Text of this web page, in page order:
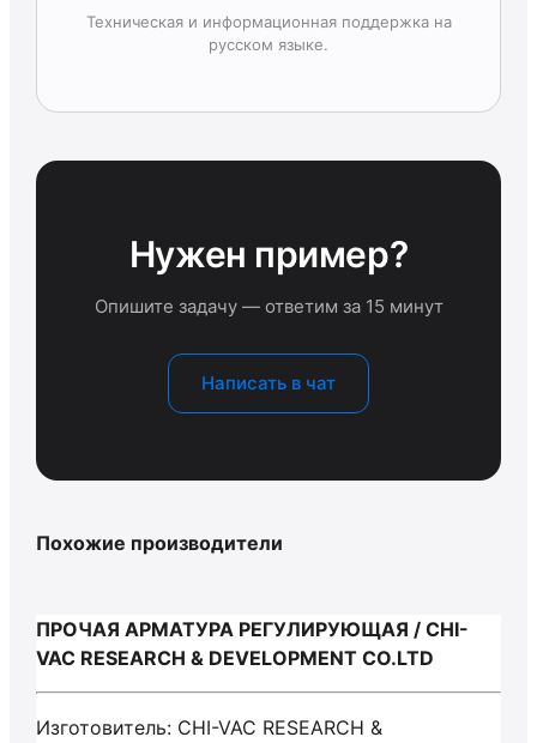
Техническая и информационная поддержка на
русском языке.
Нужен пример?
Опишите задачу — ответим за 15 минут
Написать в чат
Похожие производители
ПРОЧАЯ АРМАТУРА РЕГУЛИРУЮЩАЯ / CHI-
VAC RESEARCH & DEVELOPMENT CO.LTD
Изготовитель: CHI-VAC RESEARCH &